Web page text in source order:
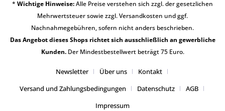
* Wichtige Hinweise:Alle Preise verstehen sich zzgl. der gesetzlichen
Mehrwertsteuer sowie zzgl.Versandkosten und ggf.
Nachnahmegebühren, sofern nicht anders beschrieben.
Das Angebot dieses Shops richtet sich ausschließlich an gewerbliche
Kunden.Der Mindestbestellwert beträgt 75 Euro.
Newsletter Über uns
Kontakt
Versand und Zahlungsbedingungen
Datenschutz
AGB
Impressum